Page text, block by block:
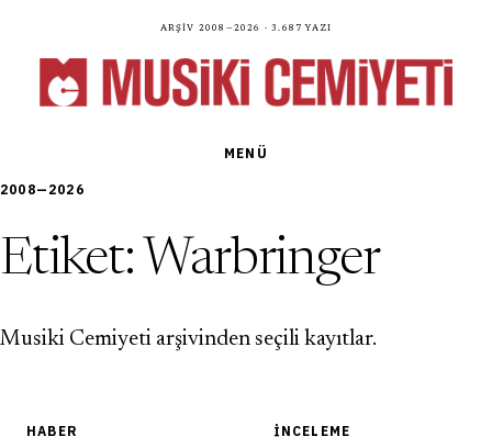
Arşiv 2008—2026 · 3.687 yazı
MENÜ
2008—2026
Etiket: Warbringer
Musiki Cemiyeti arşivinden seçili kayıtlar.
HABER İNCELEME